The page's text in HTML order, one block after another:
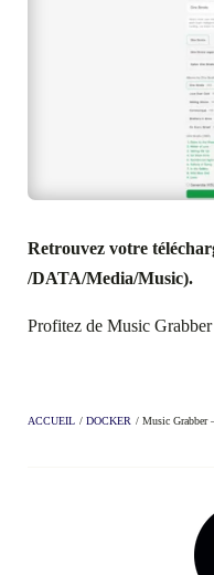
Retrouvez votre
/DATA/Media/Music).
Profitez de Music
ACCUEIL / DOCKER / Music Grabber